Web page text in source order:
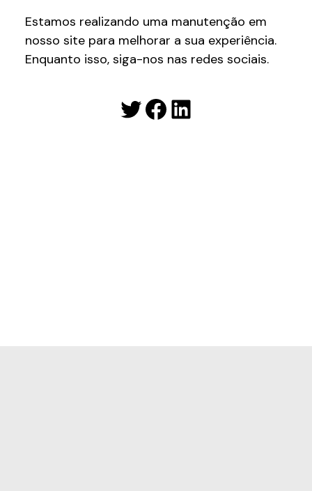
Estamos realizando uma manutenção em
nosso site para melhorar a sua experiência.
Enquanto isso, siga-nos nas redes sociais.
Twitter
Facebook
LinkedIn